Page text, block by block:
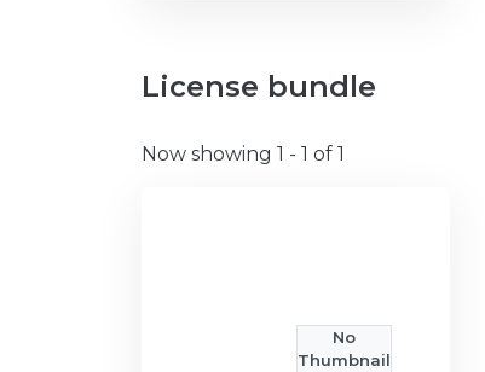
License bundle
Now showing 1 - 1 of 1
No
Thumbnail